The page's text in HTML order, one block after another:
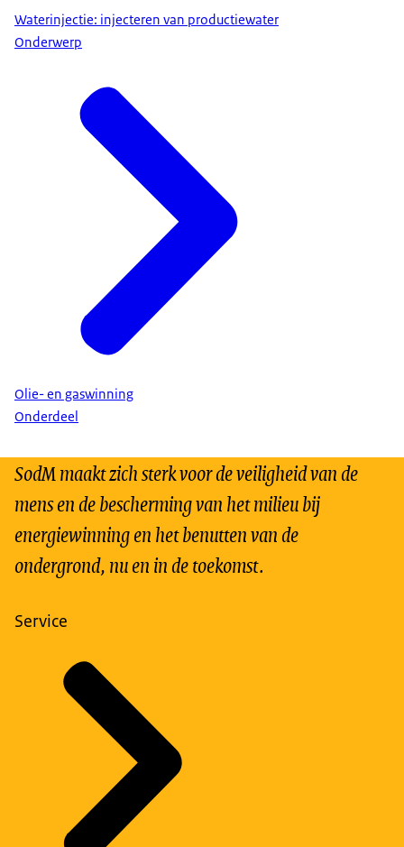
Waterinjectie: injecteren van productiewater
Onderwerp
Olie- en gaswinning
Onderdeel
SodM maakt zich sterk voor de veiligheid van de
mens en de bescherming van het milieu bij
energiewinning en het benutten van de
ondergrond, nu en in de toekomst.
Service